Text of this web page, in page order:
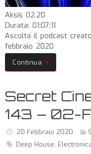
Aksis 02.20
Durata: 01:07:11
Ascolta il podcast
febbraio 2020
Continua
Secret
143 – 02-
20 Febbraio 2020
Deep House,